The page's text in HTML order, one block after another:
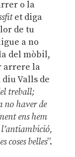
o la
et diga
de tu
a no
del mòbil,
arrere la
diu Valls de
treball;
no haver de
ens hem
l’antiambició,
coses belles”.